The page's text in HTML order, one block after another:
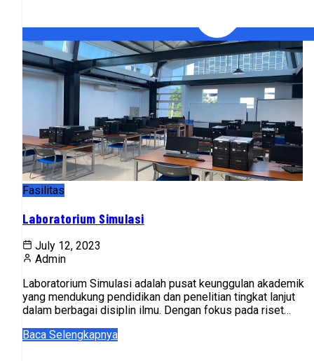
Fasilitas
Laboratorium Simulasi
July 12, 2023
Admin
Laboratorium Simulasi adalah pusat keunggulan akademik
yang mendukung pendidikan dan penelitian tingkat lanjut
dalam berbagai disiplin ilmu. Dengan fokus pada riset
Baca Selengkapnya